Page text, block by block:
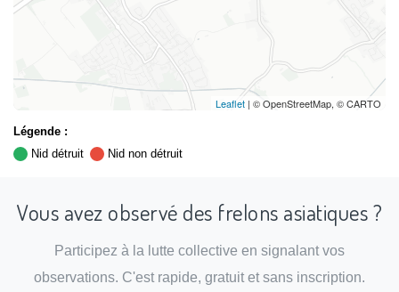
Leaflet | © OpenStreetMap, © CARTO
Légende :
Nid détruit
Nid non détruit
Vous avez observé des frelons asiatiques ?
Participez à la lutte collective en signalant vos
observations. C'est rapide, gratuit et sans inscription.